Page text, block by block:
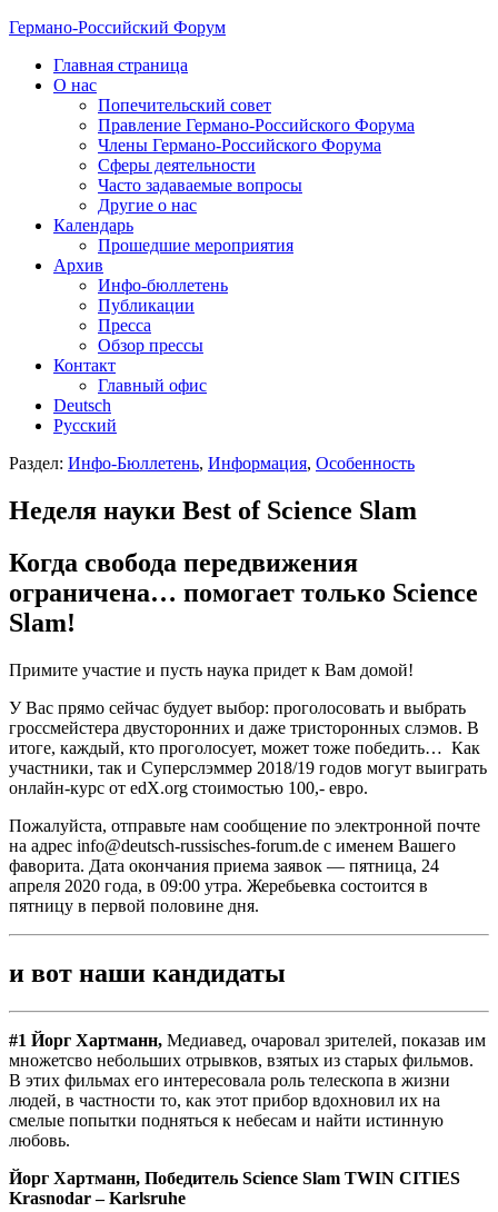
Германо-Российский Форум
Главная страница
О нас
Попечительский совет
Правление Германо-Российского Форума
Члены Германо-Российского Форума
Сферы деятельности
Часто задаваемые вопросы
Другие о нас
Календарь
Прошедшие мероприятия
Архив
Инфо-бюллетень
Публикации
Пресса
Обзор прессы
Контакт
Главный офис
Deutsch
Русский
Раздел: Инфо-Бюллетень, Информация, Особенность
Неделя науки Best of Science Slam
Когда свобода передвижения
ограничена… помогает только Science
Slam!
Примите участие и пусть наука придет к Вам домой!
У Вас прямо сейчас будует выбор: проголосовать и выбрать
гроссмейстера двусторонних и даже тристоронных слэмов. В
итоге, каждый, кто проголосует, может тоже победить… Как
участники, так и Суперслэммер 2018/19 годов могут выиграть
онлайн-курс от edX.org стоимостью 100,- евро.
Пожалуйста, отправьте нам сообщение по электронной почте
на адрес info@deutsch-russisches-forum.de с именем Вашего
фаворита. Дата окончания приема заявок — пятница, 24
апреля 2020 года, в 09:00 утра. Жеребьевка состоится в
пятницу в первой половине дня.
и вот наши кандидаты
#1 Йорг Хартманн, Медиавед, очаровал зрителей, показав им
множетсво небольших отрывков, взятых из старых фильмов.
В этих фильмах его интересовала роль телескопа в жизни
людей, в частности то, как этот прибор вдохновил их на
смелые попытки подняться к небесам и найти истинную
любовь.
Йорг Хартманн, Победитель Science Slam TWIN CITIES
Krasnodar – Karlsruhe